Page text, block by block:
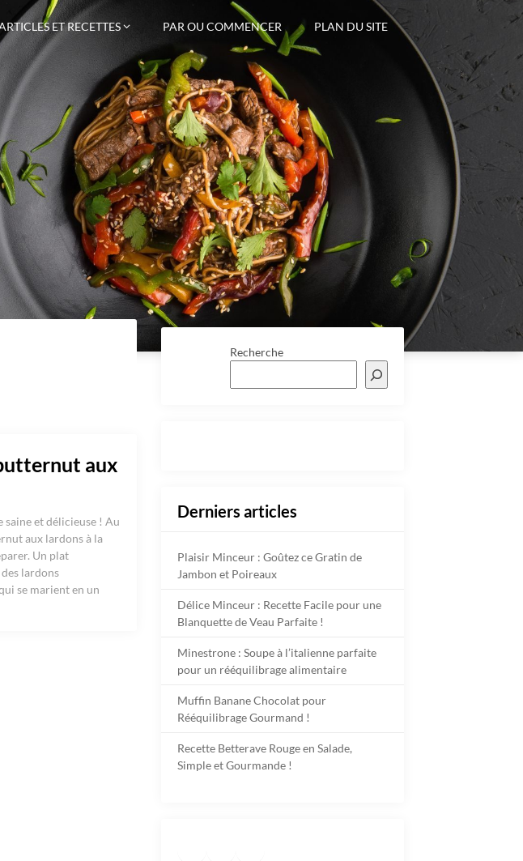
ET RECETTES PAR OU COMMENCER PLAN DU SITE
aux
saine et délicieuse ! Au
aux lardons à la
Un plat
lardons
se marient en un
Recherche
Derniers articles
Plaisir Minceur : Goûtez ce Gratin de
Jambon et Poireaux
Délice Minceur : Recette Facile pour une
Blanquette de Veau Parfaite !
Minestrone : Soupe à l’italienne parfaite
pour un rééquilibrage alimentaire
Muffin Banane Chocolat pour
Rééquilibrage Gourmand !
Recette Betterave Rouge en Salade,
Simple et Gourmande !